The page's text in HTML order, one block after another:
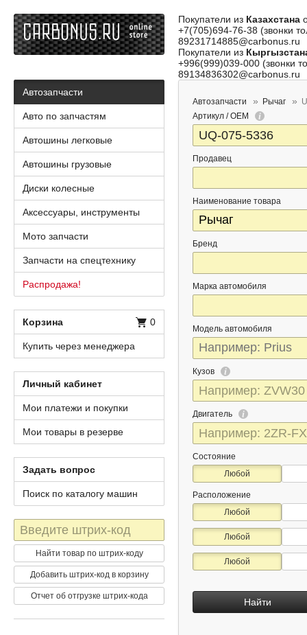
Покупатели из Казахстана
+7(705)694-76-38 (звонки
89231714885@carbonus.ru
Покупатели из
+996(999)039-000 (звонки
89134836302@carbonus.ru
Автозапчасти Рычаг
Артикул / OEM
Продавец
Наименование товара
Бренд
Марка автомобиля
Модель автомобиля
Кузов
Двигатель
Состояние
Любой
Расположение
Любой
Любой
Любой
Найти
Автозапчасти
Авто по запчастям
Автошины легковые
Автошины грузовые
Диски колесные
Аксессуары, инструменты
Мото запчасти
Запчасти на спецтехнику
Распродажа!
Корзина 0
Купить через менеджера
Личный кабинет
Мои платежи и покупки
Мои товары в резерве
Задать вопрос
Поиск по каталогу машин
Штрих-
код
Найти товар по штрих-коду
Добавить штрих-код в корзину
Отчет об отгрузке штрих-кода